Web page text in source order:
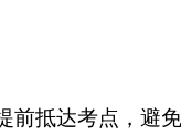
前抵达考点，避